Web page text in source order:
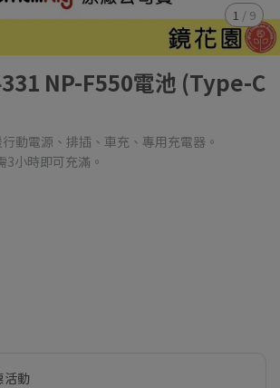
1 / 9
NP-F550電池 (Type-C
動電源、排插、車充、專用充電器。
3小時即可充滿。
活動